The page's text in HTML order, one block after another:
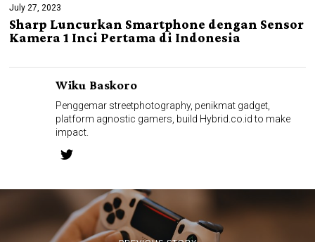
July 27, 2023
Sharp Luncurkan Smartphone dengan Sensor
Kamera 1 Inci Pertama di Indonesia
Wiku Baskoro
Penggemar streetphotography, penikmat gadget,
platform agnostic gamers, build Hybrid.co.id to make
impact.